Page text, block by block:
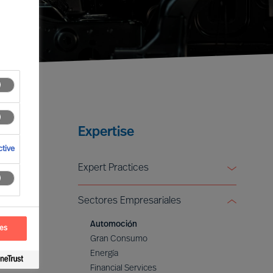
Expertise
Expert Practices
Leadership Advisory
Digital & Transformation
ESG & Sustainability
Sectores Empresariales
Automoción
Gran Consumo
Energía
Financial Services